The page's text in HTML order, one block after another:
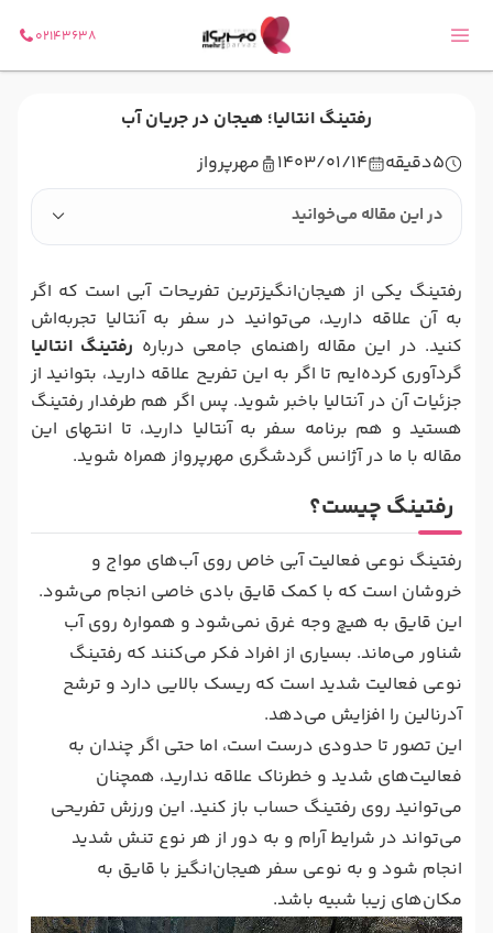
02143638
رفتینگ انتالیا؛ هیجان در جریان آب
5دقیقه 1403/01/14 مهرپرواز
در این مقاله می‌خوانید
رفتینگ یکی از هیجان‌انگیزترین تفریحات آبی است که اگر
به آن علاقه دارید، می‌توانید در سفر به آنتالیا تجربه‌اش
کنید. در این مقاله راهنمای جامعی درباره رفتینگ انتالیا
گردآوری کرده‌ایم تا اگر به این تفریح علاقه‌ دارید، بتوانید از
جزئیات آن در آنتالیا باخبر شوید. پس اگر هم طرفدار رفتینگ
هستید و هم برنامه سفر به آنتالیا دارید، تا انتهای این
مقاله با ما در آژانس گردشگری مهرپرواز همراه شوید.
رفتینگ چیست؟
رفتینگ نوعی فعالیت آبی خاص روی آب‌های مواج و
خروشان است که با کمک قایق بادی خاصی انجام می‌شود.
این قایق به هیچ وجه غرق نمی‌شود و همواره روی آب
شناور می‌ماند. بسیاری از افراد فکر می‌کنند که رفتینگ
نوعی فعالیت شدید است که ریسک بالایی دارد و ترشح
آدرنالین را افزایش می‌دهد.
این تصور تا حدودی درست است، اما حتی اگر چندان به
فعالیت‌های شدید و خطرناک علاقه ندارید، همچنان
می‌توانید روی رفتینگ حساب باز کنید. این ورزش تفریحی
می‌تواند در شرایط آرام و به دور از هر نوع تنش شدید
انجام شود و به نوعی سفر هیجان‌انگیز با قایق به
مکان‌های زیبا شبیه باشد.